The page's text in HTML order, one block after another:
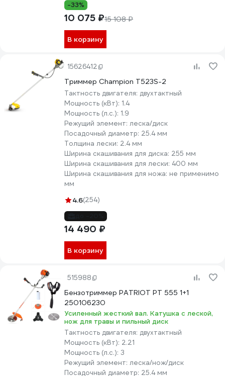
-33%
10 075 ₽15 108 ₽
В корзину
15626412
Триммер Champion Т523S-2
Тактность двигателя: двухтактный
Мощность (кВт): 1.4
Мощность (л.с.): 1.9
Режущий элемент: леска/диск
Посадочный диаметр: 25.4 мм
Толщина лески: 2.4 мм
Ширина скашивания для диска: 255 мм
Ширина скашивания для лески: 400 мм
Ширина скашивания для ножа: не применимо
мм
4.6(254)
14 490 ₽
В корзину
515988
Бензотриммер PATRIOT PT 555 1+1
250106230
Усиленный жесткий вал. Катушка с леской,
нож для травы и пильный диск
Тактность двигателя: двухтактный
Мощность (кВт): 2.21
Мощность (л.с.): 3
Режущий элемент: леска/нож/диск
Посадочный диаметр: 25.4 мм